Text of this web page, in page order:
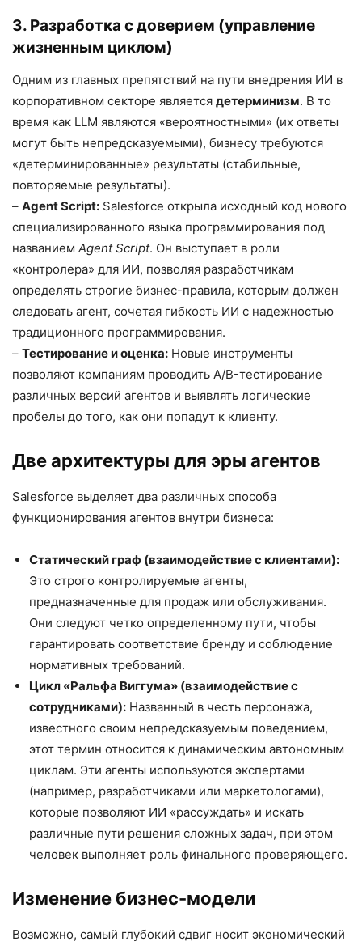
3. Разработка с доверием (управление
жизненным циклом)
Одним из главных препятствий на пути внедрения ИИ в
корпоративном секторе является детерминизм. В то
время как LLM являются «вероятностными» (их ответы
могут быть непредсказуемыми), бизнесу требуются
«детерминированные» результаты (стабильные,
повторяемые результаты).
– Agent Script: Salesforce открыла исходный код нового
специализированного языка программирования под
названием Agent Script. Он выступает в роли
«контролера» для ИИ, позволяя разработчикам
определять строгие бизнес-правила, которым должен
следовать агент, сочетая гибкость ИИ с надежностью
традиционного программирования.
– Тестирование и оценка: Новые инструменты
позволяют компаниям проводить A/B-тестирование
различных версий агентов и выявлять логические
пробелы до того, как они попадут к клиенту.
Две архитектуры для эры агентов
Salesforce выделяет два различных способа
функционирования агентов внутри бизнеса:
Статический граф (взаимодействие с клиентами):
Это строго контролируемые агенты,
предназначенные для продаж или обслуживания.
Они следуют четко определенному пути, чтобы
гарантировать соответствие бренду и соблюдение
нормативных требований.
Цикл «Ральфа Виггума» (взаимодействие с
сотрудниками): Названный в честь персонажа,
известного своим непредсказуемым поведением,
этот термин относится к динамическим автономным
циклам. Эти агенты используются экспертами
(например, разработчиками или маркетологами),
которые позволяют ИИ «рассуждать» и искать
различные пути решения сложных задач, при этом
человек выполняет роль финального проверяющего.
Изменение бизнес-модели
Возможно, самый глубокий сдвиг носит экономический